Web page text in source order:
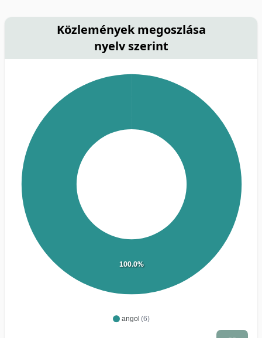
Közlemények megoszlása
nyelv szerint
angol (6)
100.0%